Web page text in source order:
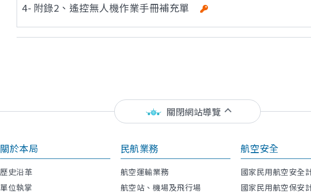
4- 附錄2、遙控無人機作業手冊補充單
關閉網站導覽
關於本局
歷史沿革
單位執掌
民航業務
航空運輸業務
航空站、機場及飛行場
航空安全
國家民用航空安全
國家民用航空保安